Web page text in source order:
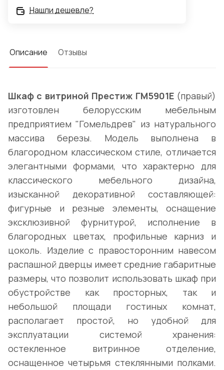
Нашли дешевле?
Описание Отзывы
Шкаф с витриной Престиж ГМ5901E(правый)
изготовлен белорусским мебельным
предприятием "Гомельдрев" из натурального
массива березы. Модель выполнена в
благородном классическом стиле, отличается
элегантными формами, что характерно для
классического мебельного дизайна,
изысканной декоративной составляющей:
фигурные и резные элементы, оснащение
эксклюзивной фурнитурой, исполнение в
благородных цветах, профильные карниз и
цоколь. Изделие с правосторонним навесом
распашной дверцы имеет средние габаритные
размеры, что позволит использовать шкаф при
обустройстве как просторных, так и
небольшой площади гостиных комнат,
располагает простой, но удобной для
эксплуатации системой хранения:
остекленное витринное отделение,
оснащенное четырьмя стеклянными полками.